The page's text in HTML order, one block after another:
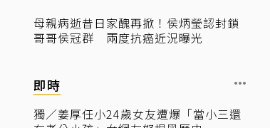
母親病逝昔日家醜再掀！侯炳瑩認封鎖
哥哥侯冠群 兩度抗癌近況曝光
即時
獨／姜厚任小24歲女友遭爆「當小三還